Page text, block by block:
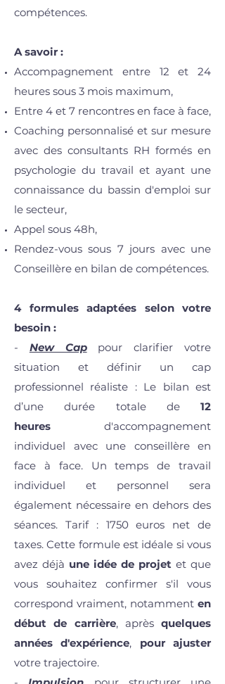
compétences.
​A savoir :
Accompagnement entre 12 et 24
heures sous 3 mois maximum,
Entre 4 et 7 rencontres en face à face,
Coaching personnalisé et sur mesure
avec des consultants RH formés en
psychologie du travail et ayant une
connaissance du bassin d'emploi sur
le secteur,
Appel sous 48h,
Rendez-vous sous 7 jours avec une
Conseillère en bilan de compétences.
4 formules adaptées selon votre
besoin :
- New Cappour clarifier votre
situation et définir un cap
professionnel réaliste : Le bilan est
d’une durée totale de 12
heures d'accompagnement
individuel avec une conseillère en
face à face. Un temps de travail
individuel et personnel sera
également nécessaire en dehors des
séances. Tarif : 1750 euros net de
taxes. Cette formule est idéale si vous
avez déjà une idée de projet et que
vous souhaitez confirmer s'il vous
correspond vraiment, notamment en
début de carrière, après quelques
années d'expérience, pour ajuster
votre trajectoire.